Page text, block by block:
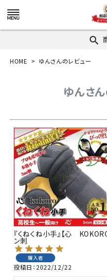
search
HOME ゆんさんのレビュー
ゆんさ
『くねくね小手』【心
ン刺
購入者
投稿日 2022/12/22